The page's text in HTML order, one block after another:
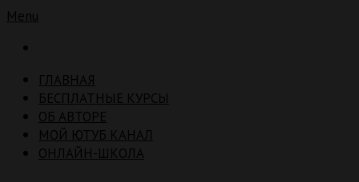
Menu
ГЛАВНАЯ
БЕСПЛАТНЫЕ КУРСЫ
ОБ АВТОРЕ
МОЙ ЮТУБ КАНАЛ
ОНЛАЙН-ШКОЛА